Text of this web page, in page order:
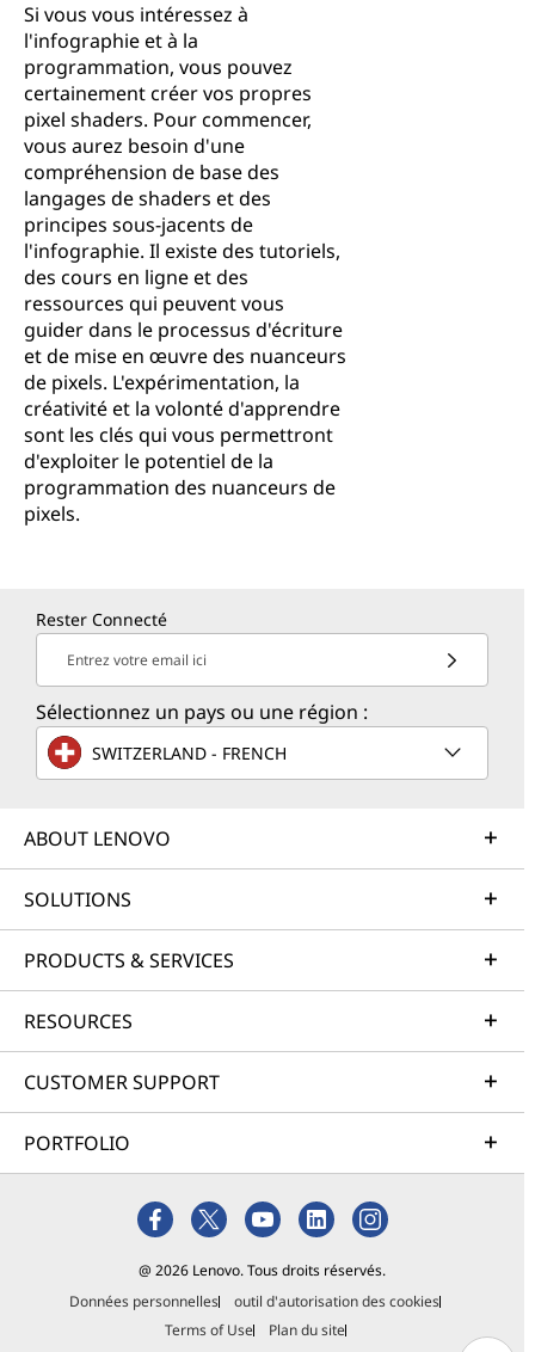
Si vous vous intéressez à
l'infographie et à la
programmation, vous pouvez
certainement créer vos propres
pixel shaders. Pour commencer,
vous aurez besoin d'une
compréhension de base des
langages de shaders et des
principes sous-jacents de
l'infographie. Il existe des tutoriels,
des cours en ligne et des
ressources qui peuvent vous
guider dans le processus d'écriture
et de mise en œuvre des nuanceurs
de pixels. L'expérimentation, la
créativité et la volonté d'apprendre
sont les clés qui vous permettront
d'exploiter le potentiel de la
programmation des nuanceurs de
pixels.
Rester Connecté
Entrez votre email ici
Sélectionnez un pays ou une région :
SWITZERLAND - FRENCH
ABOUT LENOVO
SOLUTIONS
PRODUCTS & SERVICES
RESOURCES
CUSTOMER SUPPORT
PORTFOLIO
@ 2026 Lenovo. Tous droits réservés.
Données personnelles
outil d'autorisation des cookies
Terms of Use
Plan du site